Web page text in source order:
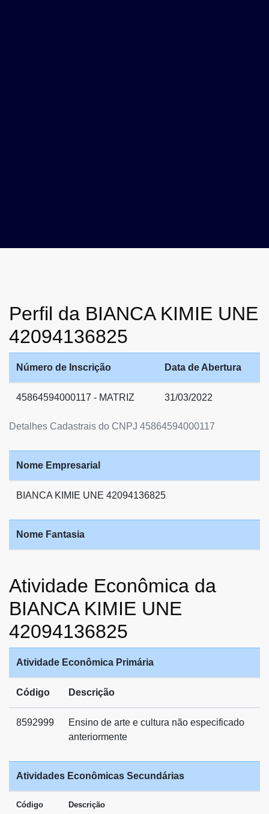
Perfil da BIANCA KIMIE UNE
42094136825
Detalhes Cadastrais do CNPJ 45864594000117
Número de Inscrição Data de Abertura
45864594000117 - MATRIZ 31/03/2022
Nome Empresarial
BIANCA KIMIE UNE 42094136825
Nome Fantasia
Atividade Econômica da
BIANCA KIMIE UNE
42094136825
Atividade Econômica Primária
Código Descrição
8592999
Ensino de arte e cultura não especificado
anteriormente
Atividades Econômicas Secundárias
Código Descrição